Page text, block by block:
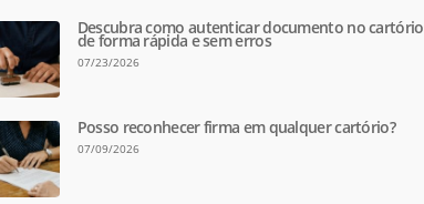
Descubra como autenticar documento no cartório
de forma rápida e sem erros
07/23/2026
Posso reconhecer firma em qualquer cartório?
07/09/2026